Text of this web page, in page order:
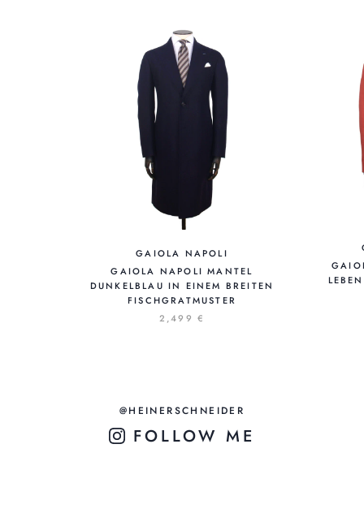
GAIOLA NAPOLI
GAIOLA NAPOLI MANTEL
DUNKELBLAU IN EINEM BREITEN
FISCHGRATMUSTER
2,499 €
@HEINERSCHNEIDER
FOLLOW ME